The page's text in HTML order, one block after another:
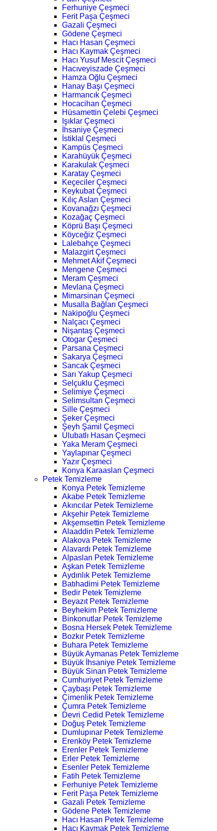
Ferhuniye Çeşmeci
Ferit Paşa Çeşmeci
Gazali Çeşmeci
Gödene Çeşmeci
Hacı Hasan Çeşmeci
Hacı Kaymak Çeşmeci
Hacı Yusuf Mescit Çeşmeci
Hacıveyiszade Çeşmeci
Hamza Oğlu Çeşmeci
Hanay Başı Çeşmeci
Harmancık Çeşmeci
Hocacihan Çeşmeci
Hüsamettin Çelebi Çeşmeci
Işıklar Çeşmeci
İhsaniye Çeşmeci
İstiklal Çeşmeci
Kampüs Çeşmeci
Karahüyük Çeşmeci
Karakulak Çeşmeci
Karatay Çeşmeci
Keçeciler Çeşmeci
Keykubat Çeşmeci
Kılıç Aslan Çeşmeci
Kovanağzı Çeşmeci
Kozağaç Çeşmeci
Köprü Başı Çeşmeci
Köyceğiz Çeşmeci
Lalebahçe Çeşmeci
Malazgirt Çeşmeci
Mehmet Akif Çeşmeci
Mengene Çeşmeci
Meram Çeşmeci
Mevlana Çeşmeci
Mimarsinan Çeşmeci
Musalla Bağları Çeşmeci
Nakipoğlu Çeşmeci
Nalçacı Çeşmeci
Nişantaş Çeşmeci
Otogar Çeşmeci
Parsana Çeşmeci
Sakarya Çeşmeci
Sancak Çeşmeci
Sarı Yakup Çeşmeci
Selçuklu Çeşmeci
Selimiye Çeşmeci
Selimsultan Çeşmeci
Sille Çeşmeci
Şeker Çeşmeci
Şeyh Şamil Çeşmeci
Ulubatlı Hasan Çeşmeci
Yaka Meram Çeşmeci
Yaylapınar Çeşmeci
Yazır Çeşmeci
Konya Karaaslan Çeşmeci
Petek Temizleme
Konya Petek Temizleme
Akabe Petek Temizleme
Akıncılar Petek Temizleme
Akşehir Petek Temizleme
Akşemsettin Petek Temizleme
Alaaddin Petek Temizleme
Alakova Petek Temizleme
Alavardı Petek Temizleme
Alpaslan Petek Temizleme
Aşkan Petek Temizleme
Aydınlık Petek Temizleme
Batıhadimi Petek Temizleme
Bedir Petek Temizleme
Beyazıt Petek Temizleme
Beyhekim Petek Temizleme
Binkonutlar Petek Temizleme
Bosna Hersek Petek Temizleme
Bozkır Petek Temizleme
Buhara Petek Temizleme
Büyük Aymanas Petek Temizleme
Büyük İhsaniye Petek Temizleme
Büyük Sinan Petek Temizleme
Cumhuriyet Petek Temizleme
Çaybaşı Petek Temizleme
Çimenlik Petek Temizleme
Çumra Petek Temizleme
Devri Cedid Petek Temizleme
Doğuş Petek Temizleme
Dumlupınar Petek Temizleme
Erenköy Petek Temizleme
Erenler Petek Temizleme
Erler Petek Temizleme
Esenler Petek Temizleme
Fatih Petek Temizleme
Ferhuniye Petek Temizleme
Ferit Paşa Petek Temizleme
Gazali Petek Temizleme
Gödene Petek Temizleme
Hacı Hasan Petek Temizleme
Hacı Kaymak Petek Temizleme